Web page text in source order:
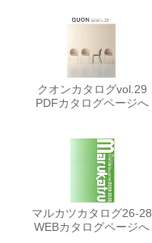
クオンカタログvol.29
PDFカタログページへ
マルカツカタログ26-28
WEBカタログページへ